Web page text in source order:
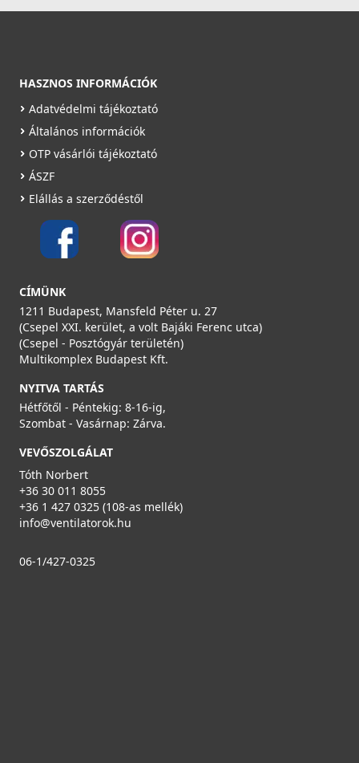
HASZNOS INFORMÁCIÓK
Adatvédelmi tájékoztató
Általános információk
OTP vásárlói tájékoztató
ÁSZF
Elállás a szerződéstől
CÍMÜNK
1211 Budapest, Mansfeld Péter u. 27
(Csepel XXI. kerület, a volt Bajáki Ferenc utca)
(Csepel - Posztógyár területén)
Multikomplex Budapest Kft.
NYITVA TARTÁS
Hétfőtől - Péntekig: 8-16-ig,
Szombat - Vasárnap: Zárva.
VEVŐSZOLGÁLAT
Tóth Norbert
+36 30 011 8055
+36 1 427 0325 (108-as mellék)
info@ventilatorok.hu
06-1/427-0325